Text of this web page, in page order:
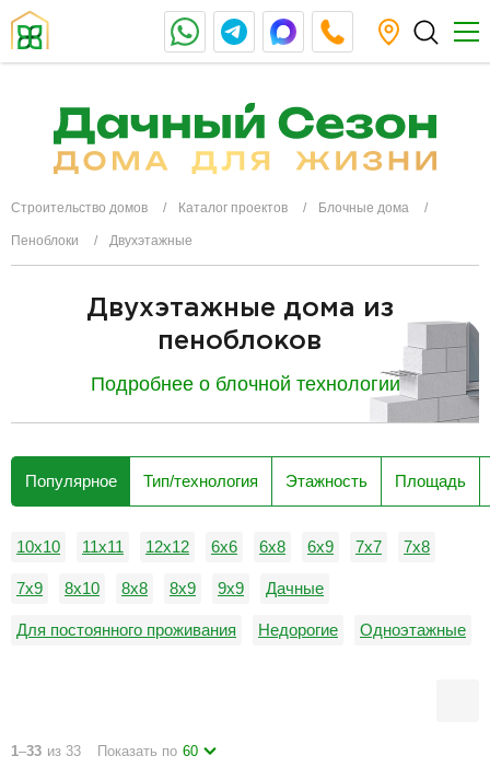
Строительство домов Каталог проектов Блочные дома
Пеноблоки Двухэтажные
Двухэтажные дома из
пеноблоков
Подробнее о блочной технологии
Популярное Тип/технология Этажность Площадь
10х10 11х11 12х12 6х6 6х8 6х9 7х7 7х8
7х9 8х10 8х8 8х9 9х9 Дачные
Для постоянного проживания Недорогие Одноэтажные
1–33 из 33 Показать по 60